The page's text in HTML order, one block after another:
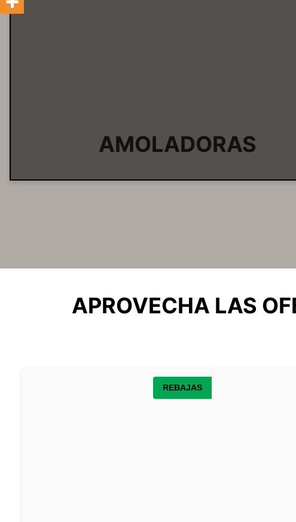
AMOLADORAS
APROVECHA LAS
REBAJAS